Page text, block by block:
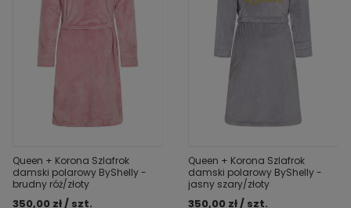
Queen + Korona Szlafrok
damski polarowy ByShelly -
brudny róż/złoty
350,00 zł / szt.
Queen + Korona Szlafrok
damski polarowy ByShelly -
jasny szary/złoty
350,00 zł / szt.